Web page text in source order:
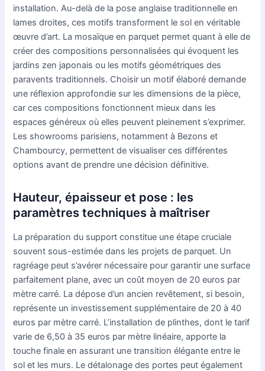
installation. Au-delà de la pose anglaise traditionnelle en
lames droites, ces motifs transforment le sol en véritable
œuvre d’art. La mosaïque en parquet permet quant à elle de
créer des compositions personnalisées qui évoquent les
jardins zen japonais ou les motifs géométriques des
paravents traditionnels. Choisir un motif élaboré demande
une réflexion approfondie sur les dimensions de la pièce,
car ces compositions fonctionnent mieux dans les
espaces généreux où elles peuvent pleinement s’exprimer.
Les showrooms parisiens, notamment à Bezons et
Chambourcy, permettent de visualiser ces différentes
options avant de prendre une décision définitive.
Hauteur, épaisseur et pose : les
paramètres techniques à maîtriser
La préparation du support constitue une étape cruciale
souvent sous-estimée dans les projets de parquet. Un
ragréage peut s’avérer nécessaire pour garantir une surface
parfaitement plane, avec un coût moyen de 20 euros par
mètre carré. La dépose d’un ancien revêtement, si besoin,
représente un investissement supplémentaire de 20 à 40
euros par mètre carré. L’installation de plinthes, dont le tarif
varie de 6,50 à 35 euros par mètre linéaire, apporte la
touche finale en assurant une transition élégante entre le
sol et les murs. Le détalonage des portes peut également